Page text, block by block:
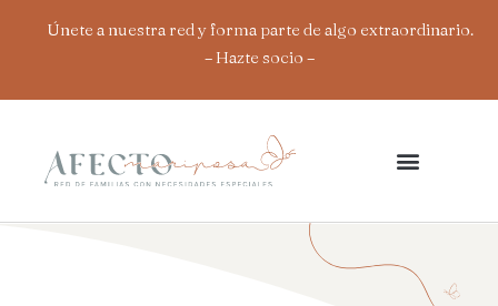
Únete a nuestra red y forma parte de algo extraordinario.
– Hazte socio–